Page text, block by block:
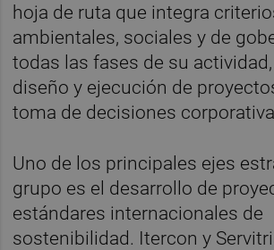
hoja de ruta que integra
ambientales, sociales y de
todas las fases de su actividad,
diseño y ejecución de
toma de decisiones
Uno de los principales ejes
grupo es el desarrollo de
estándares internacionales de
sostenibilidad. Itercon y